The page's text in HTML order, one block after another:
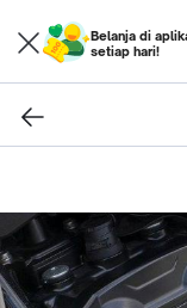
Belanja di
setiap hari!